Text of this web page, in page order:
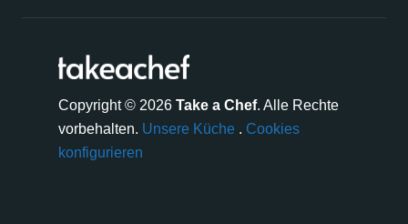
Copyright © 2026 Take a Chef. Alle Rechte
vorbehalten. Unsere Küche . Cookies
konfigurieren